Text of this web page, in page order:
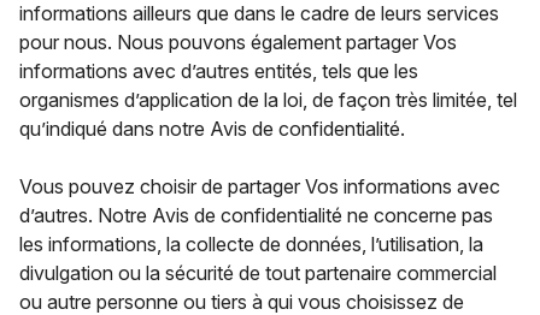
informations ailleurs que dans le cadre de leurs services
pour nous. Nous pouvons également partager Vos
informations avec d’autres entités, tels que les
organismes d’application de la loi, de façon très limitée, tel
qu’indiqué dans notre Avis de confidentialité.
Vous pouvez choisir de partager Vos informations avec
d’autres. Notre Avis de confidentialité ne concerne pas
les informations, la collecte de données, l’utilisation, la
divulgation ou la sécurité de tout partenaire commercial
ou autre personne ou tiers à qui vous choisissez de